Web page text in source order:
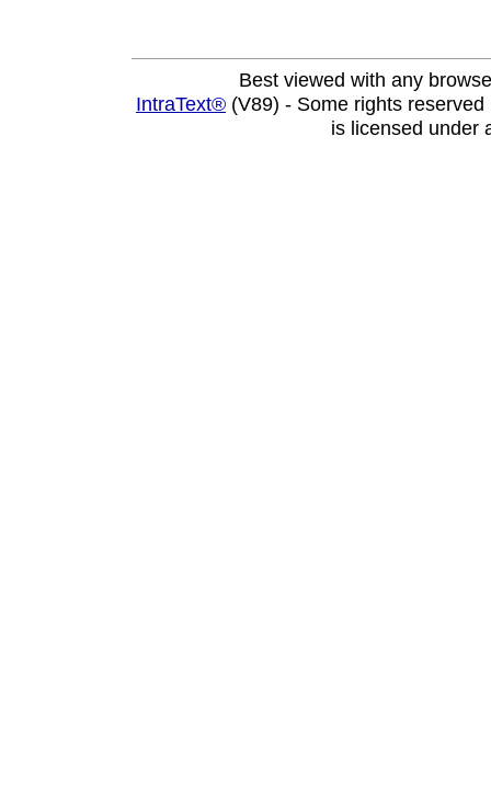
Best viewed with any
IntraText® (V89) - Some rights
is licensed under